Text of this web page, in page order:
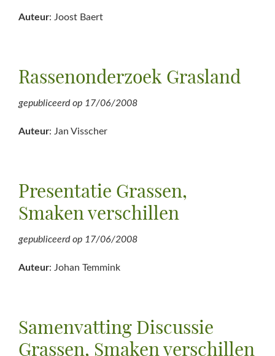
Auteur: Joost Baert
Rassenonderzoek Grasland
gepubliceerd op 17/06/2008
Auteur: Jan Visscher
Presentatie Grassen,
Smaken verschillen
gepubliceerd op 17/06/2008
Auteur: Johan Temmink
Samenvatting Discussie
Grassen, Smaken verschillen